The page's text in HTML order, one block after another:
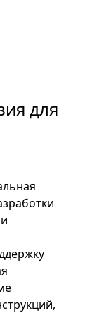
для